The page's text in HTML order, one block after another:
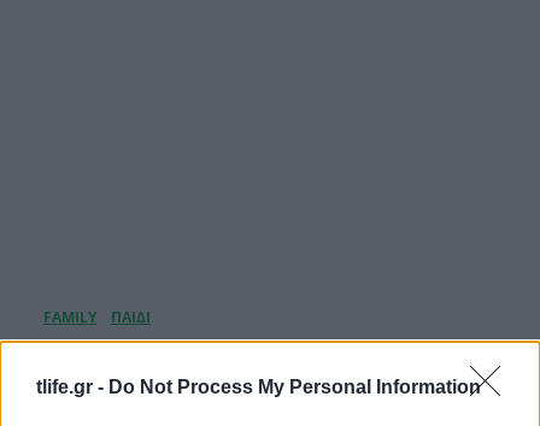
tlife.gr - Do Not Process My Personal Information
κλάματα και φωνές